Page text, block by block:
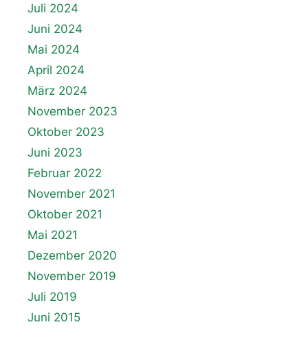
Juli 2024
Juni 2024
Mai 2024
April 2024
März 2024
November 2023
Oktober 2023
Juni 2023
Februar 2022
November 2021
Oktober 2021
Mai 2021
Dezember 2020
November 2019
Juli 2019
Juni 2015